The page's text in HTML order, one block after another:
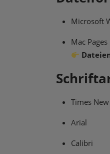
Microsoft
Mac Pages
Times
Arial
Calibri